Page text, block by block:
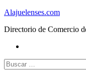
Skip
content
Alajuelenses.com
Directorio de Comercio
Buscar: